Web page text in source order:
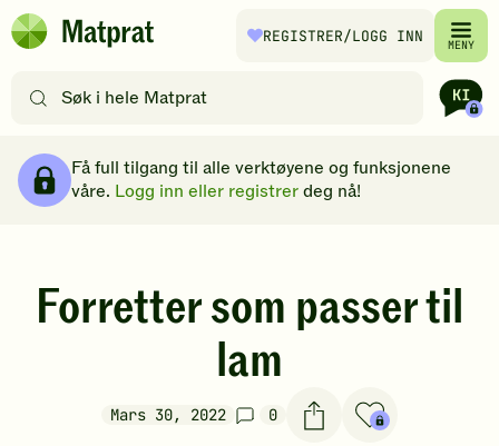
Hopp til hovedinnhold
Matprat
REGISTRER/LOGG INN MENY
etter
filtre
Få full tilgang til alle verktøyene og funksjonene
våre. Logg inn eller registrerdeg nå!
Forretter som passer til
lam
Mars 30, 2022 0